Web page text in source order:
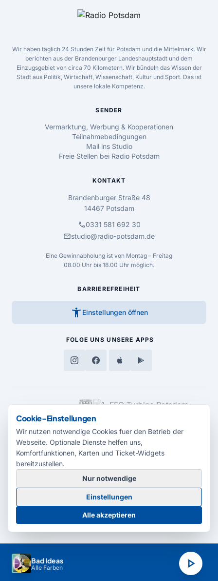
Bad Ideas
Alle Farben play_arrow
Wir haben täglich 24 Stunden Zeit für Potsdam und die Mittelmark. Wir
berichten aus der Brandenburger Landeshauptstadt und dem
Einzugsgebiet von circa 70 Kilometern. Wir bündeln das Wissen der
Stadt aus Politik, Wirtschaft, Wissenschaft, Kultur und Sport. Das ist
unsere lokale Kompetenz.
SENDER
Vermarktung, Werbung & Kooperationen
Teilnahmebedingungen
Mail ins Studio
Freie Stellen bei Radio Potsdam
KONTAKT
Brandenburger Straße 48
14467 Potsdam
call0331 581 692 30
mailstudio@radio-potsdam.de
Eine Gewinnabholung ist von Montag – Freitag
08.00 Uhr bis 18.00 Uhr möglich.
BARRIEREFREIHEIT
accessibility_new Einstellungen öffnen
FOLGE UNS UNSERE APPS
MEDIENPARTNER
© 2026 Radio Potsdam. Webseite entwickelt durch dieMedienagentur
Babelsberg
BarrierefreiheitserklärungAGBDatenschutzImpressum
Cookie-Einstellungen
Cookie-Einstellungen
Wir nutzen notwendige Cookies fuer den Betrieb der
Webseite. Optionale Dienste helfen uns,
Komfortfunktionen, Karten und Ticket-Widgets
bereitzustellen.
Nur notwendige
Einstellungen
Alle akzeptieren